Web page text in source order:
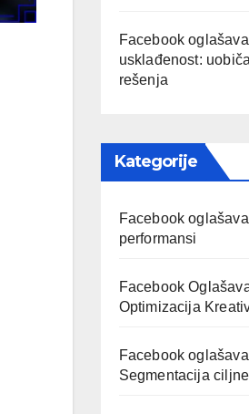
Facebook
usklađenost:
rešenja
Kategorije
Facebook
performansi
Facebook
Optimizacija
Facebook
Segmentacija